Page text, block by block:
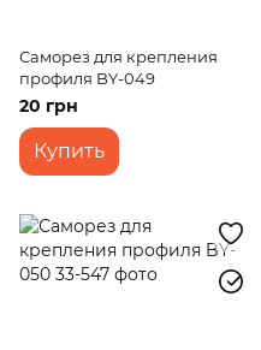
Саморез для крепления
профиля BY-049
20 грн
Купить